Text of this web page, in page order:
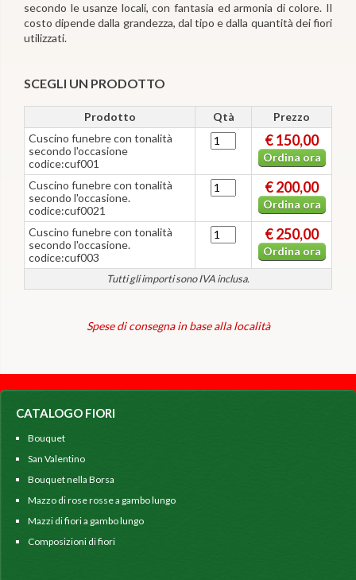
secondo le usanze locali, con fantasia ed armonia di colore. Il
costo dipende dalla grandezza, dal tipo e dalla quantità dei fiori
utilizzati.
SCEGLI UN PRODOTTO
Prodotto Qtà Prezzo
Tutti gli importi sono IVA inclusa.
Cuscino funebre con tonalità
secondo l'occasione
codice:cuf001
€ 150,00
Ordina ora
Cuscino funebre con tonalità
secondo l'occasione.
codice:cuf0021
€ 200,00
Ordina ora
Cuscino funebre con tonalità
secondo l'occasione.
codice:cuf003
€ 250,00
Ordina ora
Spese di consegna in base alla località
CATALOGO FIORI
Bouquet
San Valentino
Bouquet nella Borsa
Mazzo di rose rosse a gambo lungo
Mazzi di fiori a gambo lungo
Composizioni di fiori